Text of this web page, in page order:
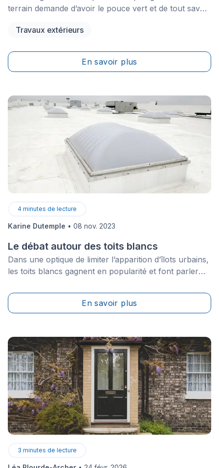
terrain demande d’avoir le pouce vert et de tout savoir
pourrez également avoir un potager duquel vous
Travaux extérieurs
En savoir plus
4 minutes de lecture
Karine Dutemple • 08 nov. 2023
Le débat autour des toits blancs
Dans une optique de limiter l’apparition d’îlots urbains,
les toits blancs gagnent en popularité et font parler
en question par d’autres, le toit blanc suscite de
nombreux débats concernant ses avantages réels.
domaine.
En savoir plus
3 minutes de lecture